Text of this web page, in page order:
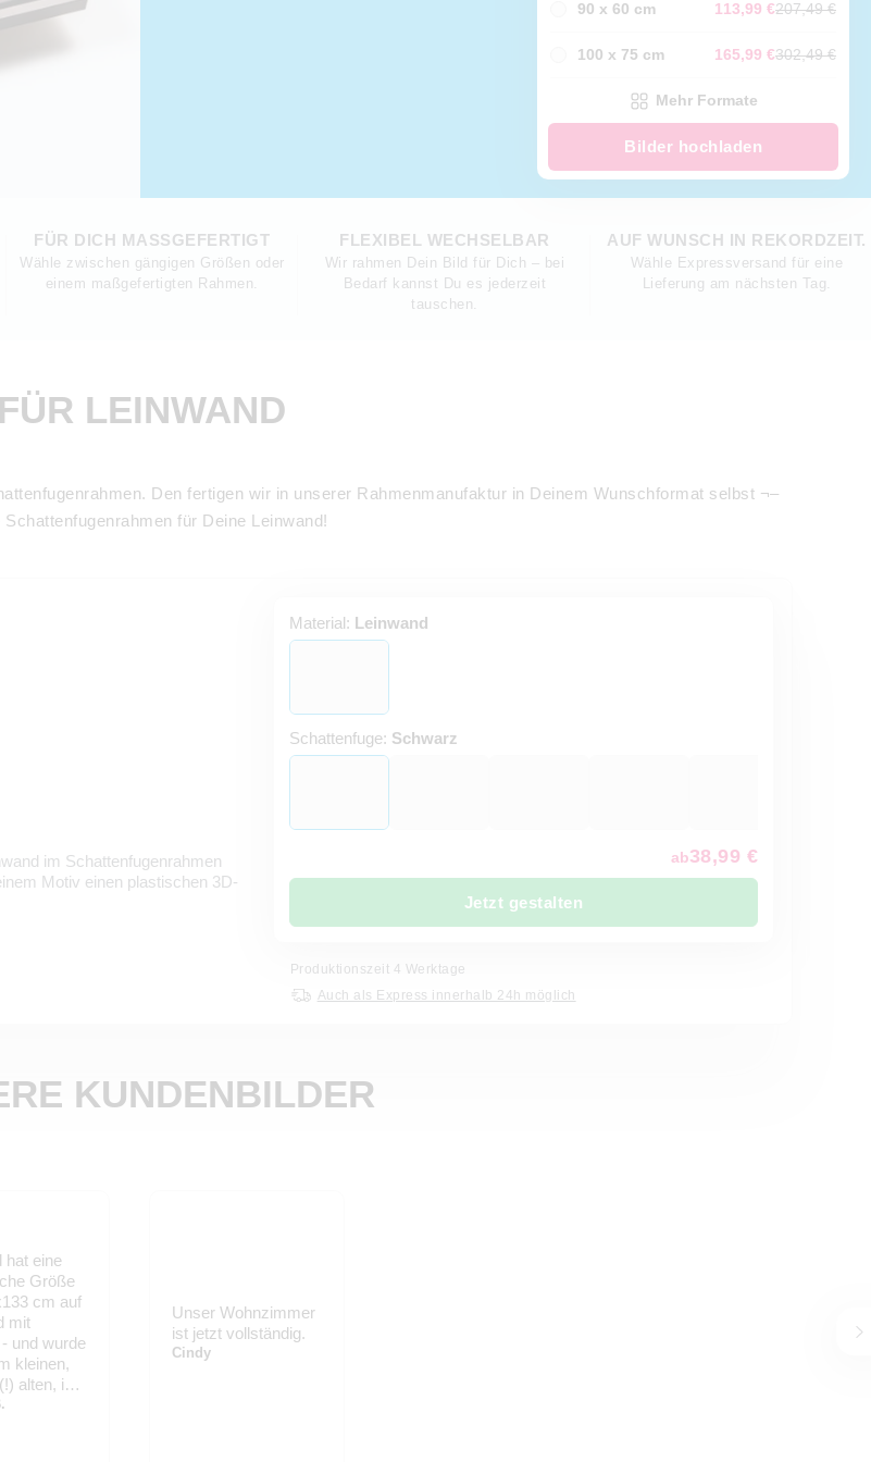
FÜR DICH MASSGEFERTIGT
Wähle zwischen gängigen Größen oder
einem maßgefertigten Rahmen.
FLEXIBEL WECHSELBAR
Wir rahmen Dein Bild für Dich – bei
Bedarf kannst Du es jederzeit
tauschen.
AUF WUNSCH IN REKORDZEIT.
Wähle Expressversand für eine
Lieferung am nächsten Tag.
90 x 60 cm 113,99 €207,49 €
100 x 75 cm 165,99 €302,49 €
Mehr Formate
Bilder hochladen
LEINWAND
Den fertigen wir in unserer Rahmenmanufaktur in Deinem Wunschformat selbst ¬–
für Deine Leinwand!
im Schattenfugenrahmen
Motiv einen plastischen 3D-
Material: Leinwand
Schattenfuge: Schwarz
ab38,99 €
Jetzt gestalten
Produktionszeit 4 Werktage
Auch als Express innerhalb 24h möglich
KUNDENBILDER
hat eine
Größe
cm auf
mit
und wurde
kleinen,
alten, im
7,5x10,5
Unser Wohnzimmer
ist jetzt vollständig.
Cindy